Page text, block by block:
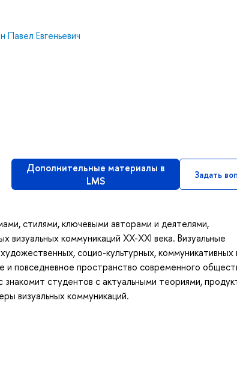
Павел Евгеньевич
Дополнительные материалы в
LMS
Задать
стилями, ключевыми авторами и деятелями,
визуальных коммуникаций ХХ-ХХI века. Визуальные
социо-культурных, коммуникативных
повседневное пространство современного
студентов с актуальными теориями,
визуальных коммуникаций.